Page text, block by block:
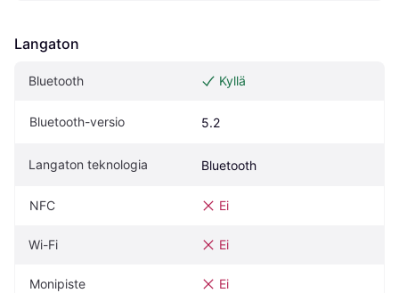
Langaton
Bluetooth Kyllä
Bluetooth-versio 5.2
Langaton teknologia Bluetooth
NFC Ei
Wi-Fi Ei
Monipiste Ei